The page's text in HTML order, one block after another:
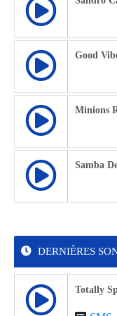
Good
Minions
Samba
DERNIÈRES
Totally